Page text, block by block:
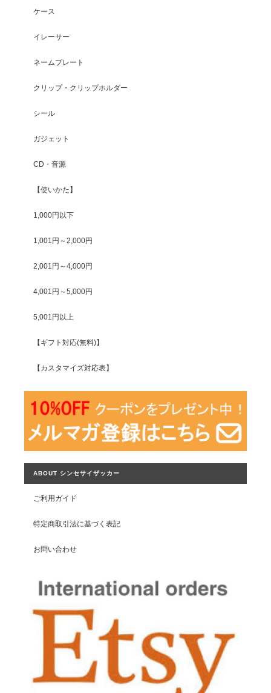
ケース
イレーサー
ネームプレート
クリップ・クリップホルダー
シール
ガジェット
CD・音源
【使いかた】
1,000円以下
1,001円～2,000円
2,001円～4,000円
4,001円～5,000円
5,001円以上
【ギフト対応(無料)】
【カスタマイズ対応表】
ABOUT シンセサイザッカー
ご利用ガイド
特定商取引法に基づく表記
お問い合わせ